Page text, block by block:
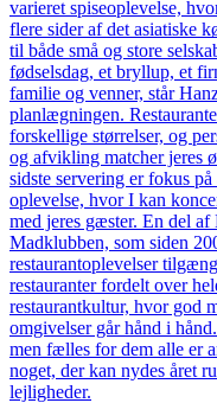
varieret spiseoplevelse,
flere sider af det asiatiske
til både små og store
fødselsdag, et bryllup, et
familie og venner, står
planlægningen.
forskellige størrelser, og
og afvikling matcher jeres
sidste servering er fokus
oplevelse, hvor I kan
med jeres gæster. En del
Madklubben, som siden
restaurantoplevelser
restauranter fordelt over
restaurantkultur, hvor god
omgivelser går hånd i
men fælles for dem alle er
noget, der kan nydes året
lejligheder.